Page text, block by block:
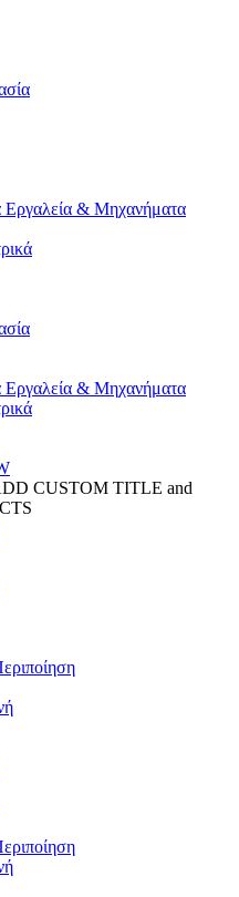
Εργαλεία & Μηχανήματα
Εργαλεία & Μηχανήματα
CUSTOM TITLE and